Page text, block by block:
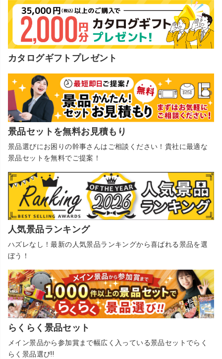
カタログギフトプレゼント
景品セットを無料お見積もり
景品選びにお困りの幹事さんはご相談ください！貴社に最適な
景品セットを無料でご提案！
人気景品ランキング
ハズレなし！最新の人気景品ランキングから喜ばれる景品を選
ぼう！
らくらく景品セット
メイン景品から参加賞まで幅広く入っている景品セットでらく
らく景品選び!!